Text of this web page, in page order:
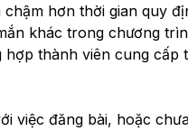
hơn thời gian quy
khác trong chương
thành viên cung cấp
việc đăng bài, hoặc